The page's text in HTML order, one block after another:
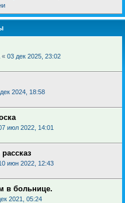
« 03 дек 2025, 23:02
2024, 18:58
июл 2022, 14:01
июн 2022, 12:43
в больнице.
2021, 05:24